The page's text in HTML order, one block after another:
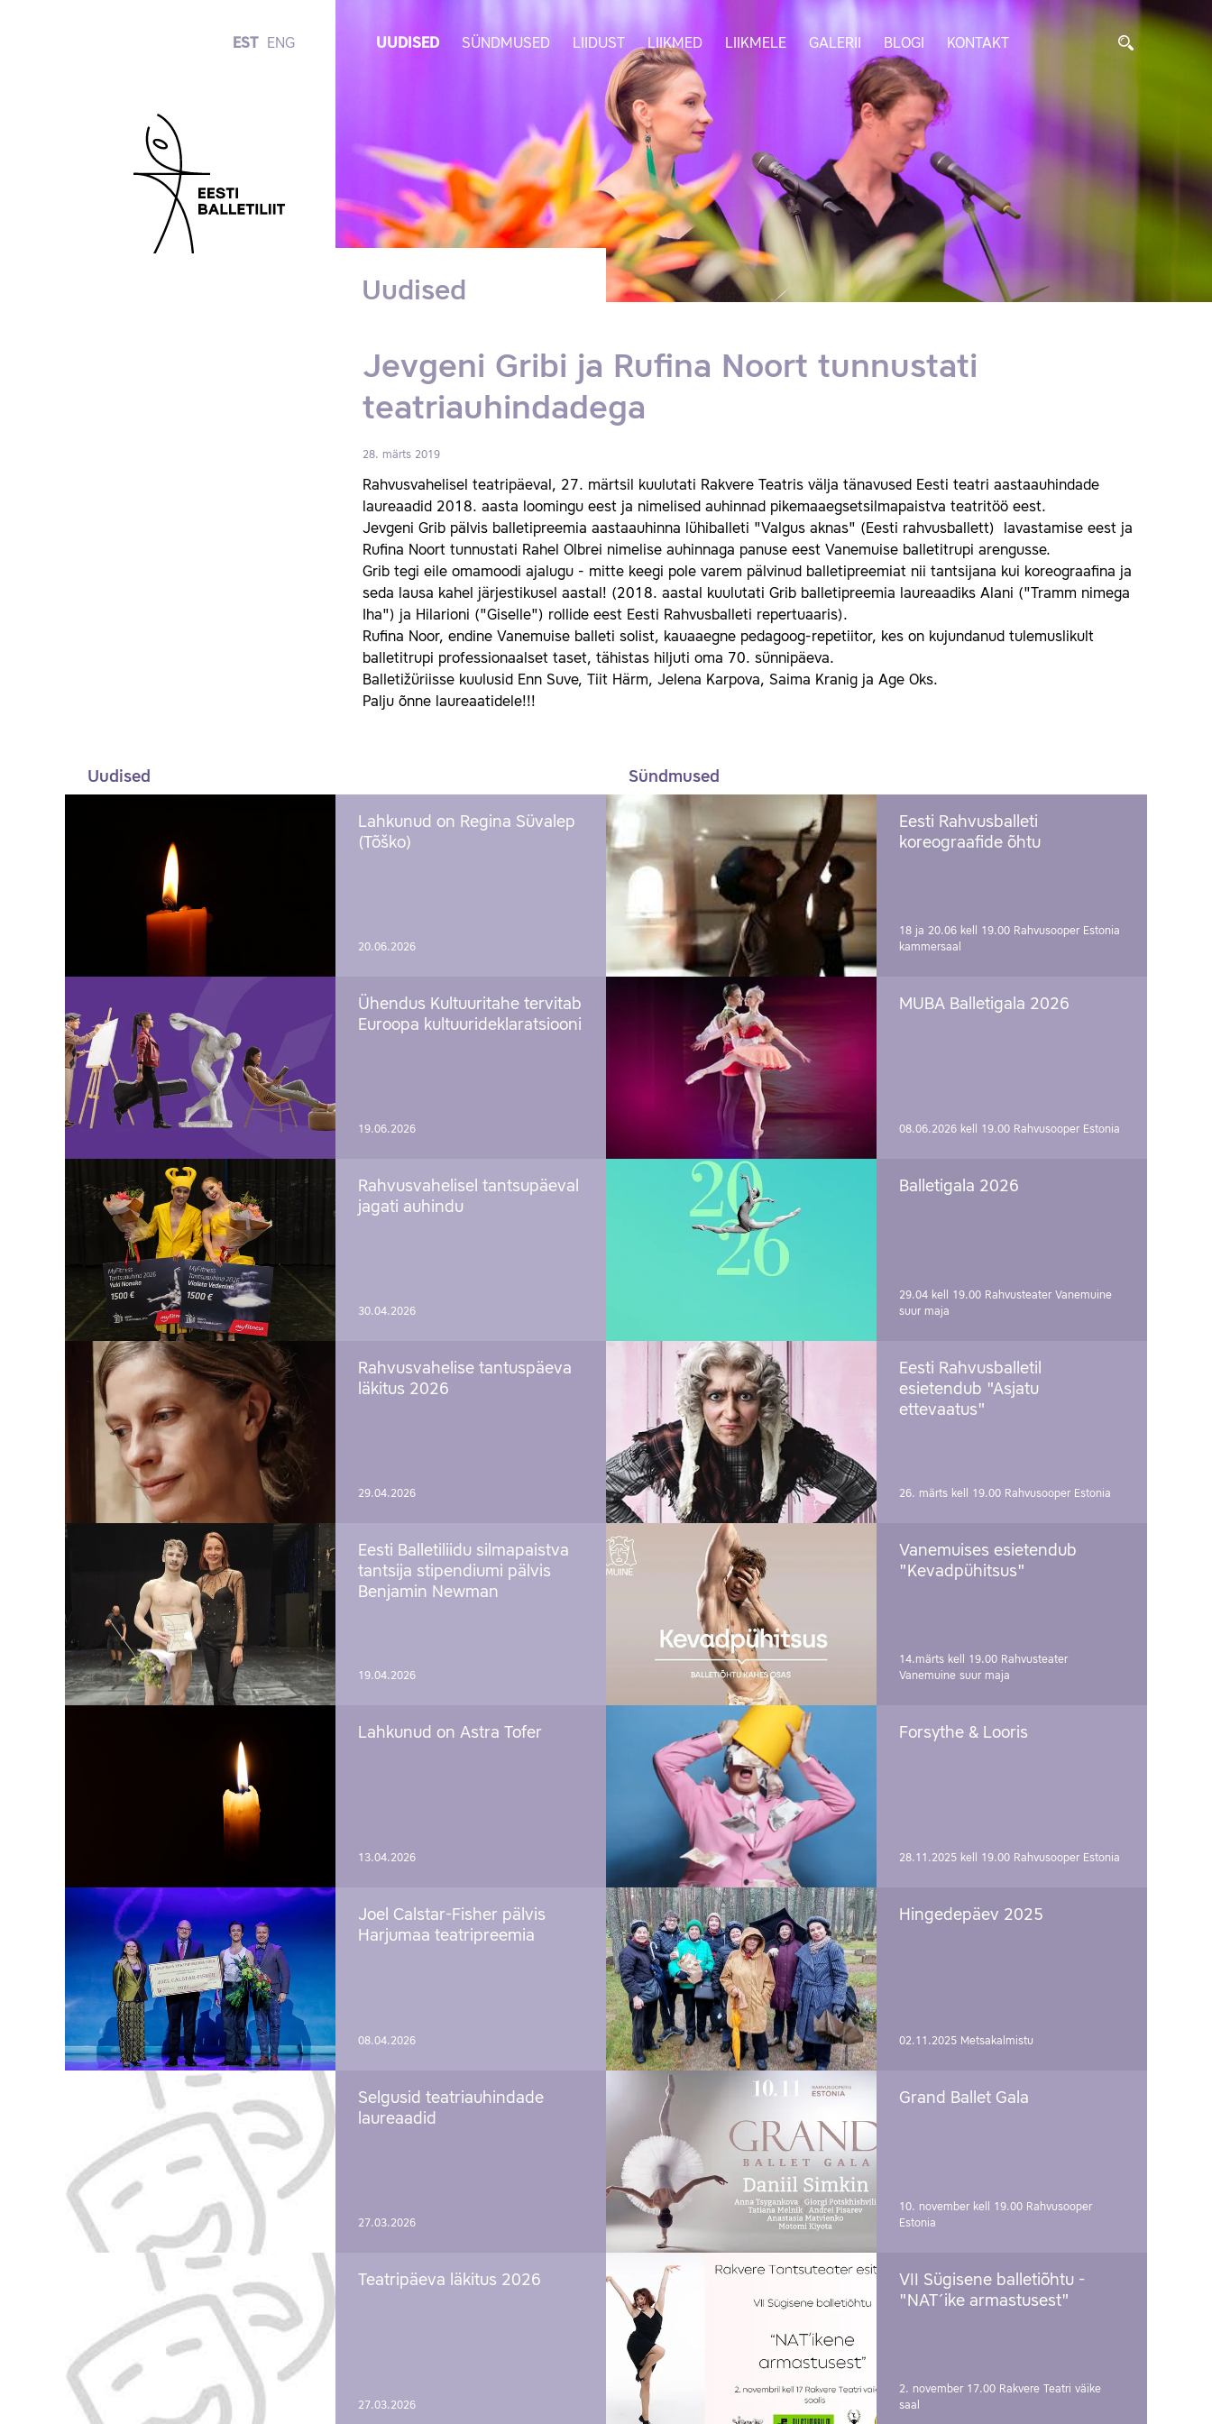
EST ENG UUDISED SÜNDMUSED LIIDUST LIIKMED LIIKMELE GALERII BLOGI KONTAKT
Uudised
Jevgeni Gribi ja Rufina Noort tunnustati
teatriauhindadega
28. märts 2019
Rahvusvahelisel teatripäeval, 27. märtsil kuulutati Rakvere Teatris välja tänavused Eesti teatri aastaauhindade
laureaadid 2018. aasta loomingu eest ja nimelised auhinnad pikemaaegsetsilmapaistva teatritöö eest.
Jevgeni Grib pälvis balletipreemia aastaauhinna lühiballeti "Valgus aknas" (Eesti rahvusballett) lavastamise eest ja
Rufina Noort tunnustati Rahel Olbrei nimelise auhinnaga panuse eest Vanemuise balletitrupi arengusse.
Grib tegi eile omamoodi ajalugu - mitte keegi pole varem pälvinud balletipreemiat nii tantsijana kui koreograafina ja
seda lausa kahel järjestikusel aastal! (2018. aastal kuulutati Grib balletipreemia laureaadiks Alani ("Tramm nimega
Iha") ja Hilarioni ("Giselle") rollide eest Eesti Rahvusballeti repertuaaris).
Rufina Noor, endine Vanemuise balleti solist, kauaaegne pedagoog-repetiitor, kes on kujundanud tulemuslikult
balletitrupi professionaalset taset, tähistas hiljuti oma 70. sünnipäeva.
Balletižüriisse kuulusid Enn Suve, Tiit Härm, Jelena Karpova, Saima Kranig ja Age Oks.
Palju õnne laureaatidele!!!
Uudised
Lahkunud on Regina Süvalep
(Tõško)
20.06.2026
Ühendus Kultuuritahe tervitab
Euroopa kultuurideklaratsiooni
19.06.2026
Rahvusvahelisel tantsupäeval
jagati auhindu
30.04.2026
Rahvusvahelise tantuspäeva
läkitus 2026
29.04.2026
Eesti Balletiliidu silmapaistva
tantsija stipendiumi pälvis
Benjamin Newman
19.04.2026
Lahkunud on Astra Tofer
13.04.2026
Joel Calstar-Fisher pälvis
Harjumaa teatripreemia
08.04.2026
Selgusid teatriauhindade
laureaadid
27.03.2026
Teatripäeva läkitus 2026
27.03.2026
Sündmused
Eesti Rahvusballeti
koreograafide õhtu
18 ja 20.06 kell 19.00 Rahvusooper Estonia
kammersaal
MUBA Balletigala 2026
08.06.2026 kell 19.00 Rahvusooper Estonia
Balletigala 2026
29.04 kell 19.00 Rahvusteater Vanemuine
suur maja
Eesti Rahvusballetil
esietendub "Asjatu
ettevaatus"
26. märts kell 19.00 Rahvusooper Estonia
Vanemuises esietendub
"Kevadpühitsus"
14.märts kell 19.00 Rahvusteater
Vanemuine suur maja
Forsythe & Looris
28.11.2025 kell 19.00 Rahvusooper Estonia
Hingedepäev 2025
02.11.2025 Metsakalmistu
Grand Ballet Gala
10. november kell 19.00 Rahvusooper
Estonia
VII Sügisene balletiõhtu -
"NAT´ike armastusest"
2. november 17.00 Rakvere Teatri väike
saal